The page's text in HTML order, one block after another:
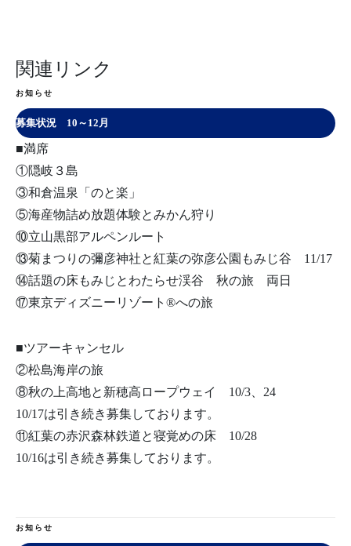
関連リンク
お知らせ
募集状況 10～12月
■満席
①隠岐３島
③和倉温泉「のと楽」
⑤海産物詰め放題体験とみかん狩り
⑩立山黒部アルペンルート
⑬菊まつりの彌彦神社と紅葉の弥彦公園もみじ谷 11/17
⑭話題の床もみじとわたらせ渓谷 秋の旅 両日
⑰東京ディズニーリゾート®への旅
■ツアーキャンセル
②松島海岸の旅
⑧秋の上高地と新穂高ロープウェイ 10/3、24
10/17は引き続き募集しております。
⑪紅葉の赤沢森林鉄道と寝覚めの床 10/28
10/16は引き続き募集しております。
お知らせ